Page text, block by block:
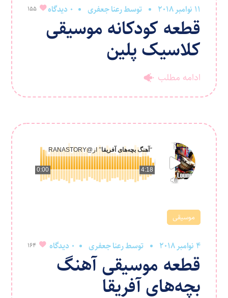
11 نوامبر 2018 توسطرعنا جعفری 0 دیدگاه 155
قطعه کودکانه موسیقی
کلاسیک پلین
ادامه مطلب
0:00 4:18
“آهنگ بچه‌های آفریقا” از @RANASTORY
موسیقی
4 نوامبر 2018 توسطرعنا جعفری 0 دیدگاه 164
قطعه موسیقی آهنگ
بچه‌های آفریقا